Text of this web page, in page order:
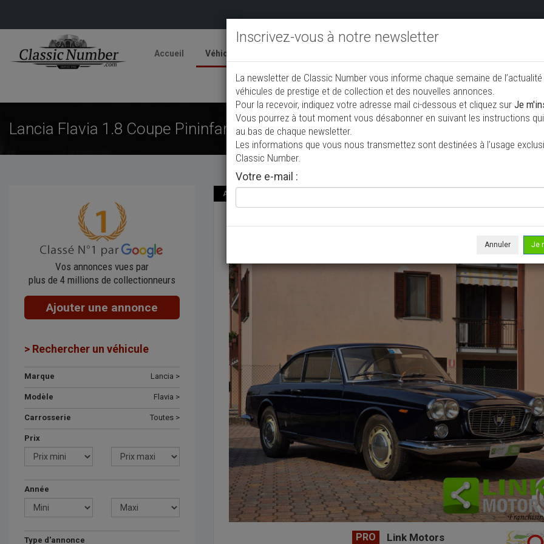
Accueil Véhicules
Ajouter une annonce
Lancia Flavia 1.8 Coupe Pininfarina
Vos annonces vues par
plus de 4 millions de collectionneurs
Ajouter une annonce
> Rechercher un véhicule
Marque Lancia >
Modèle Flavia >
Carrosserie Toutes >
Prix
Année
Type d'annonce
Annonce actualisée le 06/08/2026 ( il y a 3 jours )
Lancia Flavia 1.8 Coupe Pininfarina
PRO Link Motors
Inscrivez-vous à notre newsletter
La newsletter de Classic Number vous informe chaque semaine de
véhicules de prestige et de collection et des nouvelles annonces.
Pour la recevoir, indiquez votre adresse mail ci-dessous et cliquez sur Je
Vous pourrez à tout moment vous désabonner en suivant les instructions
au bas de chaque newsletter.
Les informations que vous nous transmettez sont destinées à l’usage
Classic Number.
Votre e-mail :
Annuler Je